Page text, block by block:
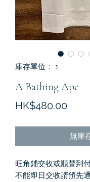
庫存單位： 1
A Bathing Ape
HK$480.00價
無庫
旺角鋪交收或順豐到
不能即日交收請預先